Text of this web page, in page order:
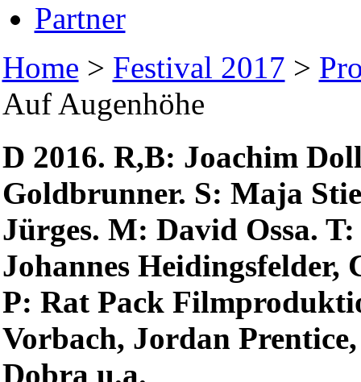
Partner
Home > Festival 2017 >
Auf Augenhöhe
D 2016. R,B: Joachim
Goldbrunner. S: Maja
Jürges. M: David Ossa.
Johannes Heidingsfelder,
P: Rat Pack
Vorbach, Jordan
Dobra u.a.